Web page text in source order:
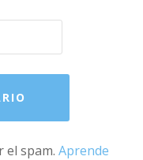
el spam.Aprende